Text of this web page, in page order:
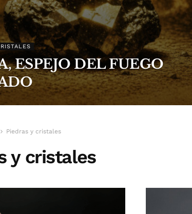
ESPEJO DEL FUEGO
Piedras y cristales
y cristales